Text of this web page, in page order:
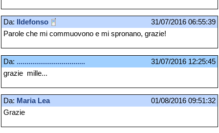
Da: Ildefonso
31/07/2016 06:55:39
Parole che mi commuovono e mi spronano, grazie!
Da: ...................................
31/07/2016 12:25:45
grazie mille...
Da: Maria Lea
01/08/2016 09:51:32
Grazie